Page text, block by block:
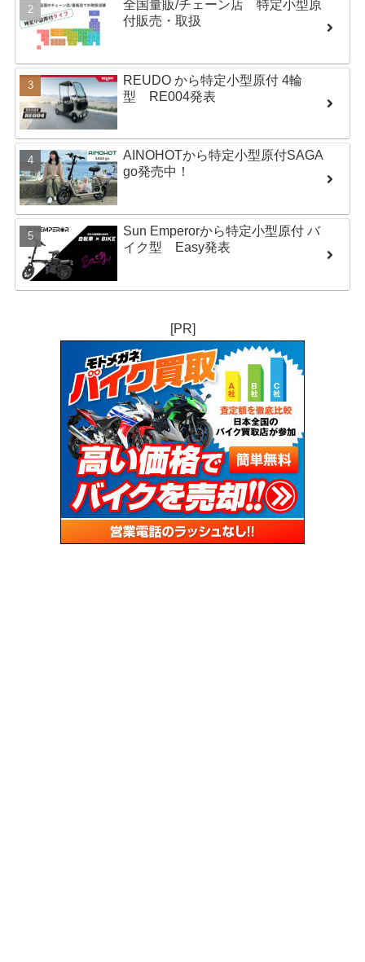
全国量販/チェーン店 特定小型原
付販売・取扱
REUDO から特定小型原付 4輪
型 RE004発表
AINOHOTから特定小型原付SAGA
go発売中！
Sun Emperorから特定小型原付 バ
イク型 Easy発表
[PR]